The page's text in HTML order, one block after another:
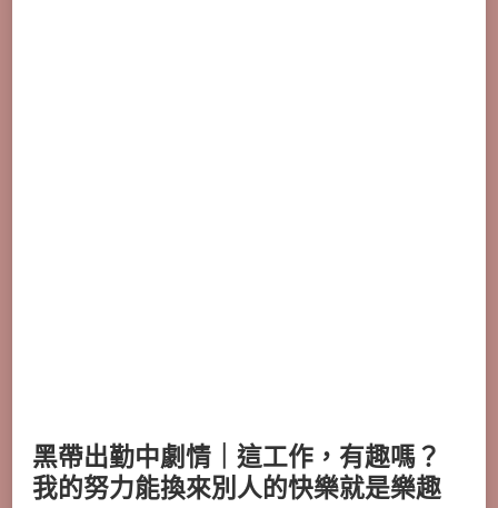
黑帶出勤中劇情｜這工作，有趣嗎？
我的努力能換來別人的快樂就是樂趣